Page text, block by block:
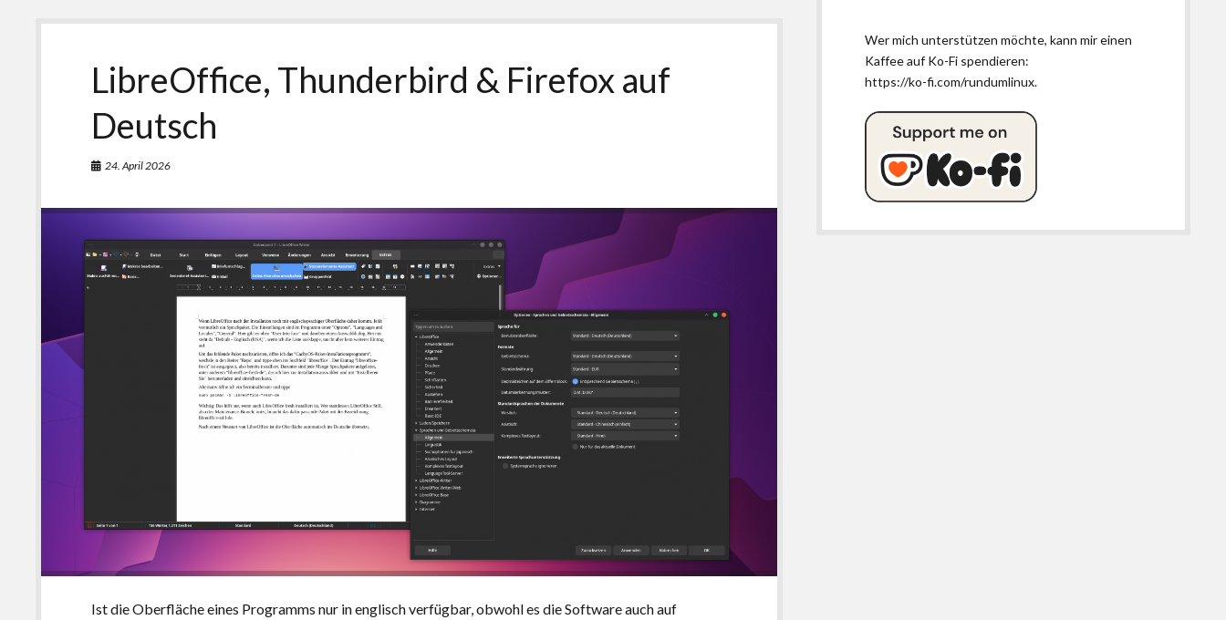
Lokale
unter
Linux
LibreOffice, Thunderbird & Firefox auf
Deutsch
24. April 2026
Ist die Oberfläche eines Programms nur in englisch verfügbar, obwohl es die Software auch auf
Wer mich unterstützen möchte, kann mir einen
Kaffee auf Ko-Fi spendieren:
https://ko-fi.com/rundumlinux.